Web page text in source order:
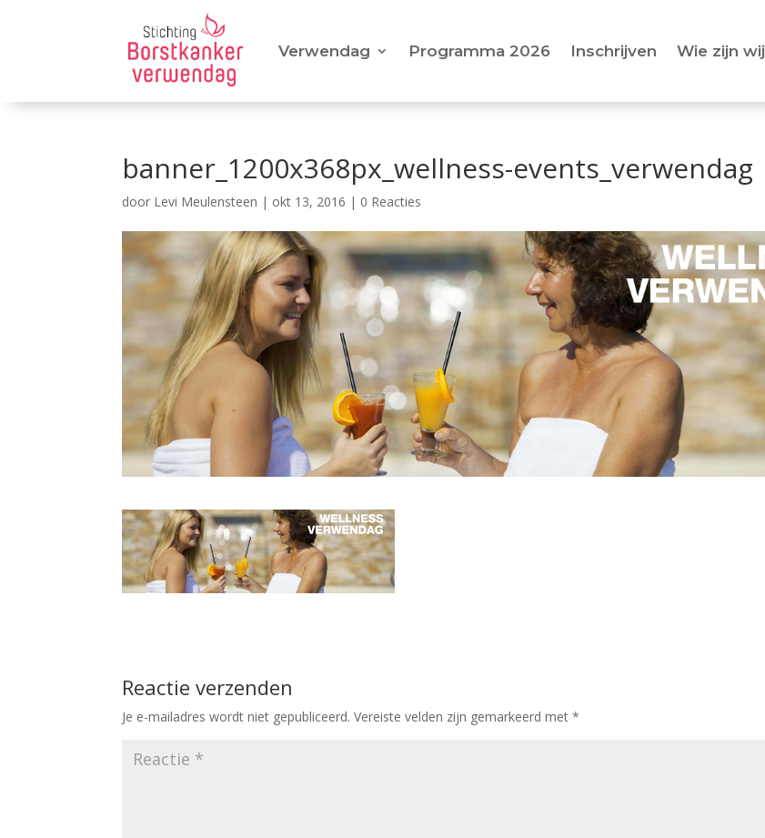
Verwendag Programma 2026 Inschrijven Wie zijn wij
banner_1200x368px_wellness-events_verwendag
door Levi Meulensteen | okt 13, 2016 | 0 Reacties
Reactie verzenden
Je e-mailadres wordt niet gepubliceerd. Vereiste velden zijn gemarkeerd met*